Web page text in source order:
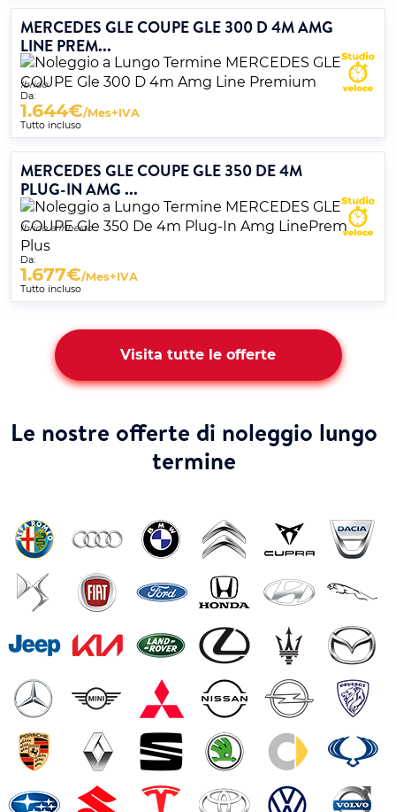
MERCEDES GLE COUPE GLE 300 D 4M AMG
LINE PREM...
Ibrido
Da:
1.644€/Mes+IVA
Tutto incluso
MERCEDES GLE COUPE GLE 350 DE 4M
PLUG-IN AMG ...
Ibrido a innesto
Da:
1.677€/Mes+IVA
Tutto incluso
Visita tutte le offerte
Le nostre offerte di noleggio lungo
termine